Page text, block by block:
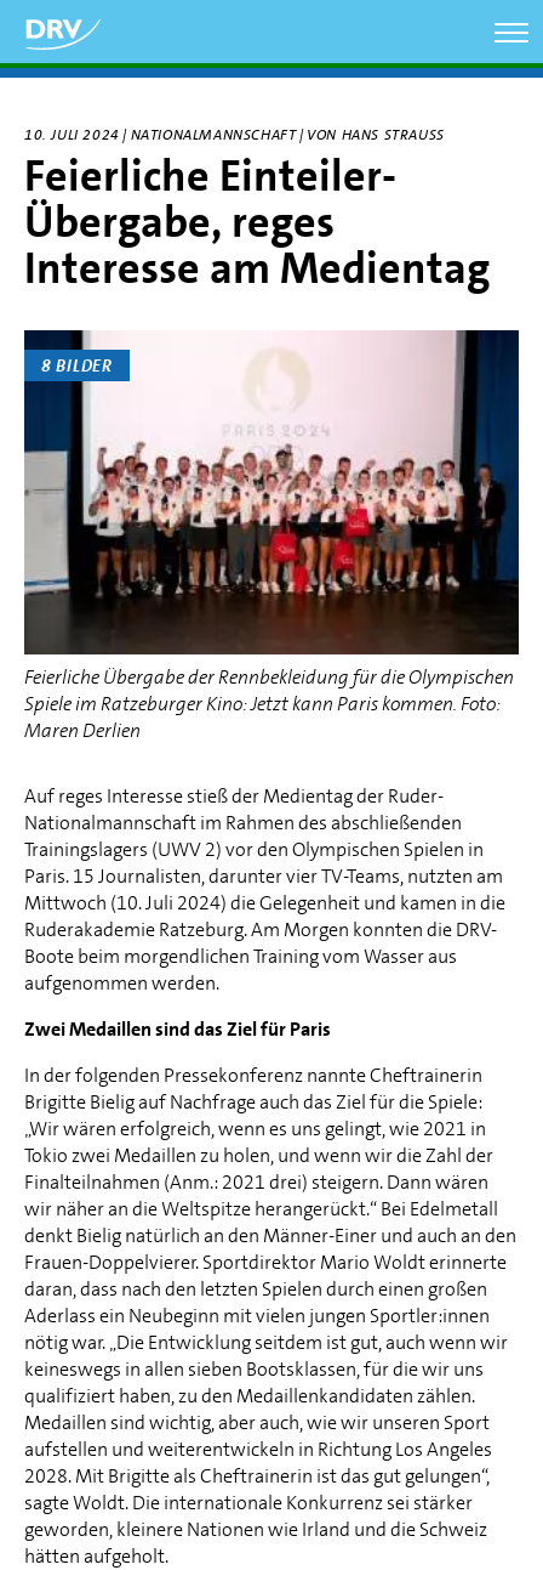
zum
Inhalt
10. JULI 2024 | NATIONALMANNSCHAFT | VON HANS STRAUSS
Feierliche Einteiler-
Übergabe, reges
Interesse am Medientag
Feierliche Übergabe der Rennbekleidung für die Olympischen
Spiele im Ratzeburger Kino: Jetzt kann Paris kommen. Foto:
Maren Derlien
8 BILDER
Auf reges Interesse stieß der Medientag der Ruder-
Nationalmannschaft im Rahmen des abschließenden
Trainingslagers (UWV 2) vor den Olympischen Spielen in
Paris. 15 Journalisten, darunter vier TV-Teams, nutzten am
Mittwoch (10. Juli 2024) die Gelegenheit und kamen in die
Ruderakademie Ratzeburg. Am Morgen konnten die DRV-
Boote beim morgendlichen Training vom Wasser aus
aufgenommen werden.
Zwei Medaillen sind das Ziel für Paris
In der folgenden Pressekonferenz nannte Cheftrainerin
Brigitte Bielig auf Nachfrage auch das Ziel für die Spiele:
„Wir wären erfolgreich, wenn es uns gelingt, wie 2021 in
Tokio zwei Medaillen zu holen, und wenn wir die Zahl der
Finalteilnahmen (Anm.: 2021 drei) steigern. Dann wären
wir näher an die Weltspitze herangerückt.“ Bei Edelmetall
denkt Bielig natürlich an den Männer-Einer und auch an den
Frauen-Doppelvierer. Sportdirektor Mario Woldt erinnerte
daran, dass nach den letzten Spielen durch einen großen
Aderlass ein Neubeginn mit vielen jungen Sportler:innen
nötig war. „Die Entwicklung seitdem ist gut, auch wenn wir
keineswegs in allen sieben Bootsklassen, für die wir uns
qualifiziert haben, zu den Medaillenkandidaten zählen.
Medaillen sind wichtig, aber auch, wie wir unseren Sport
aufstellen und weiterentwickeln in Richtung Los Angeles
2028. Mit Brigitte als Cheftrainerin ist das gut gelungen“,
sagte Woldt. Die internationale Konkurrenz sei stärker
geworden, kleinere Nationen wie Irland und die Schweiz
hätten aufgeholt.